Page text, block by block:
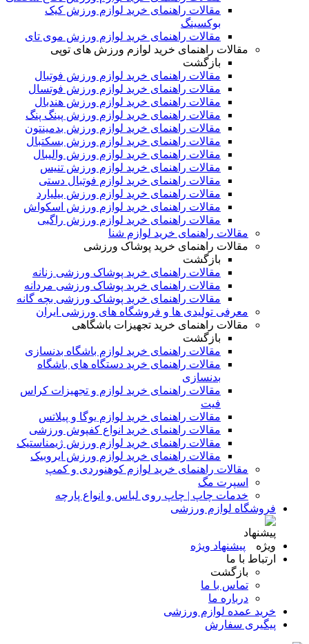
مقالات راهنمای خرید لوازم ورزش کیک
بوکسینگ
مقالات راهنمای خرید لوازم ورزش موی تای
مقالات راهنمای خرید لوازم ورزش های توپی
بازگشت
مقالات راهنمای خرید لوازم ورزش فوتبال
مقالات راهنمای خرید لوازم ورزش فوتسال
مقالات راهنمای خرید لوازم ورزش هندبال
مقالات راهنمای خرید لوازم ورزش پینگ پنگ
مقالات راهنمای خرید لوازم ورزش بدمینتون
مقالات راهنمای خرید لوازم ورزش بسکتبال
مقالات راهنمای خرید لوازم ورزش والیبال
مقالات راهنمای خرید لوازم ورزش تنیس
مقالات راهنمای خرید لوازم فوتبال دستی
مقالات راهنمای خرید لوازم ورزش بیلیارد
مقالات راهنمای خرید لوازم ورزش اسکواش
مقالات راهنمای خرید لوازم ورزش راگبی
مقالات راهنمای خرید لوازم شنا
مقالات راهنمای خرید پوشاک ورزشی
بازگشت
مقالات راهنمای خرید پوشاک ورزشی زنانه
مقالات راهنمای خرید پوشاک ورزشی مردانه
مقالات راهنمای خرید پوشاک ورزشی بچه گانه
معرفی تولیدی ها و فروشگاه های ورزشی ایران
مقالات راهنمای خرید تجهیزات باشگاهی
بازگشت
مقالات راهنمای خرید لوازم باشگاه بدنسازی
مقالات راهنمای خرید دستگاه های باشگاه
بدنسازی
مقالات راهنمای خرید لوازم و تجهیزات کراس
فیت
مقالات راهنمای خرید لوازم یوگا و پیلاتس
مقالات راهنمای خرید انواع کفپوش ورزشی
مقالات راهنمای خرید لوازم ورزش ژیمناستیک
مقالات راهنمای خرید لوازم ورزش ایروبیک
مقالات راهنمای خرید لوازم کوهنوردی و کمپ
اسپرت مگ
خدمات چاپ | چاپ روی لباس و انواع پارچه
فروشگاه لوازم ورزشی
پیشنهاد ویژه
ارتباط با ما
بازگشت
تماس با ما
درباره ما
خرید عمده لوازم ورزشی
پیگیری سفارش